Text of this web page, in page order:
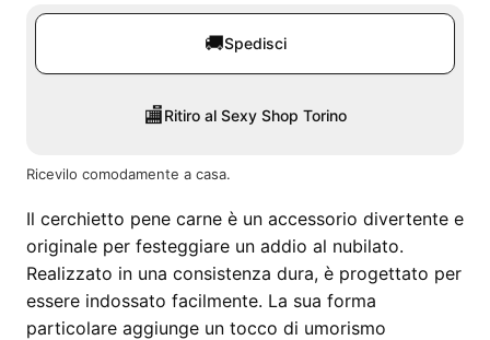
🚚Spedisci
🏬Ritiro al Sexy Shop Torino
Ricevilo comodamente a casa.
Il cerchietto pene carne è un accessorio divertente e
originale per festeggiare un addio al nubilato.
Realizzato in una consistenza dura, è progettato per
essere indossato facilmente. La sua forma
particolare aggiunge un tocco di umorismo